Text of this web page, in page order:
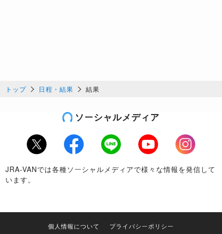
トップ 日程・結果 結果
ソーシャルメディア
Twitter Facebook LINE Youtube
Instagram
JRA-VANでは各種ソーシャルメディアで様々な情報を発信して
います。
個人情報について プライバシーポリシー